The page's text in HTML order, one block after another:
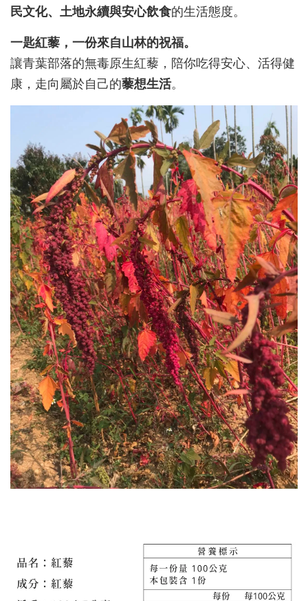
民文化、土地永續與安心飲食的生活態度。
一匙紅藜，一份來自山林的祝福。
讓青葉部落的無毒原生紅藜，陪你吃得安心、活得健
康，走向屬於自己的藜想生活。